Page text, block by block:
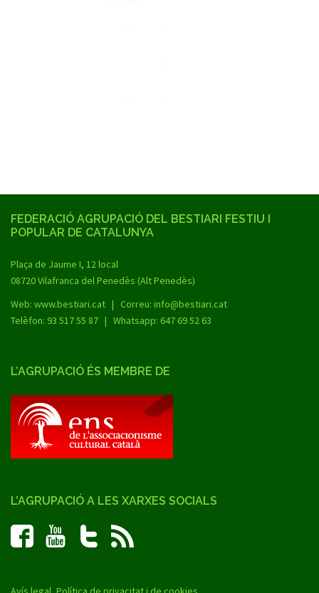
FEDERACIÓ AGRUPACIÓ DEL BESTIARI FESTIU I
POPULAR DE CATALUNYA
Plaça de Jaume I, 12 local
08720 Vilafranca del Penedès (Alt Penedès)
Web: www.bestiari.cat | Correu: info@bestiari.cat
Telèfon: 93 517 55 87 | Whatsapp: 647 69 52 63
L’AGRUPACIÓ ÉS MEMBRE DE
L’AGRUPACIÓ A LES XARXES SOCIALS